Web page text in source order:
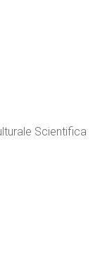
Scientifica